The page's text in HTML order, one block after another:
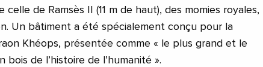
celle de Ramsès II (11 m de haut), des momies royales,
Un bâtiment a été spécialement conçu pour la
Khéops, présentée comme « le plus grand et le
de l’histoire de l’humanité ».